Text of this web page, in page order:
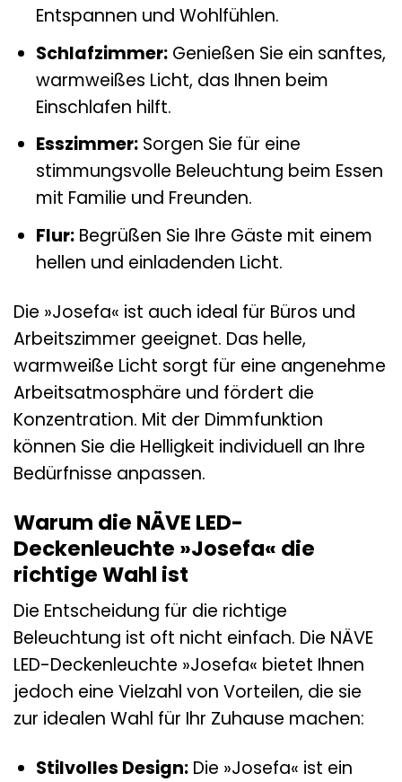
Entspannen und Wohlfühlen.
Schlafzimmer:Genießen Sie ein sanftes,
warmweißes Licht, das Ihnen beim
Einschlafen hilft.
Esszimmer:Sorgen Sie für eine
stimmungsvolle Beleuchtung beim Essen
mit Familie und Freunden.
Flur:Begrüßen Sie Ihre Gäste mit einem
hellen und einladenden Licht.
Die »Josefa« ist auch ideal für Büros und
Arbeitszimmer geeignet. Das helle,
warmweiße Licht sorgt für eine angenehme
Arbeitsatmosphäre und fördert die
Konzentration. Mit der Dimmfunktion
können Sie die Helligkeit individuell an Ihre
Bedürfnisse anpassen.
Warum die NÄVE LED-
Deckenleuchte »Josefa« die
richtige Wahl ist
Die Entscheidung für die richtige
Beleuchtung ist oft nicht einfach. Die NÄVE
LED-Deckenleuchte »Josefa« bietet Ihnen
jedoch eine Vielzahl von Vorteilen, die sie
zur idealen Wahl für Ihr Zuhause machen:
Stilvolles Design:Die »Josefa« ist ein